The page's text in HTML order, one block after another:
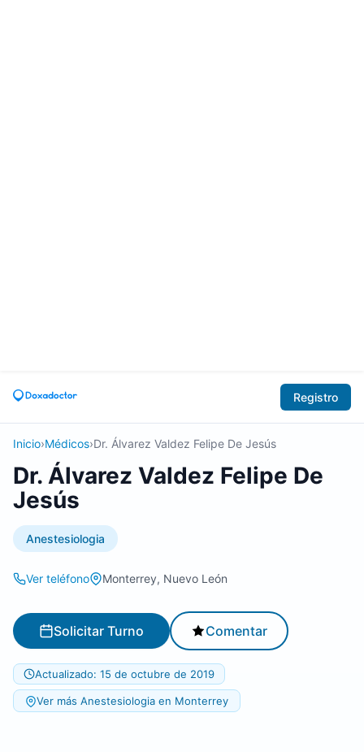
Registro
Inicio›Médicos›Dr. Álvarez Valdez Felipe De Jesús
Dr. Álvarez Valdez Felipe De
Jesús
Anestesiologia
Ver teléfono Monterrey, Nuevo León
Solicitar Turno Comentar
Actualizado: 15 de octubre de 2019
Ver más Anestesiologia en Monterrey